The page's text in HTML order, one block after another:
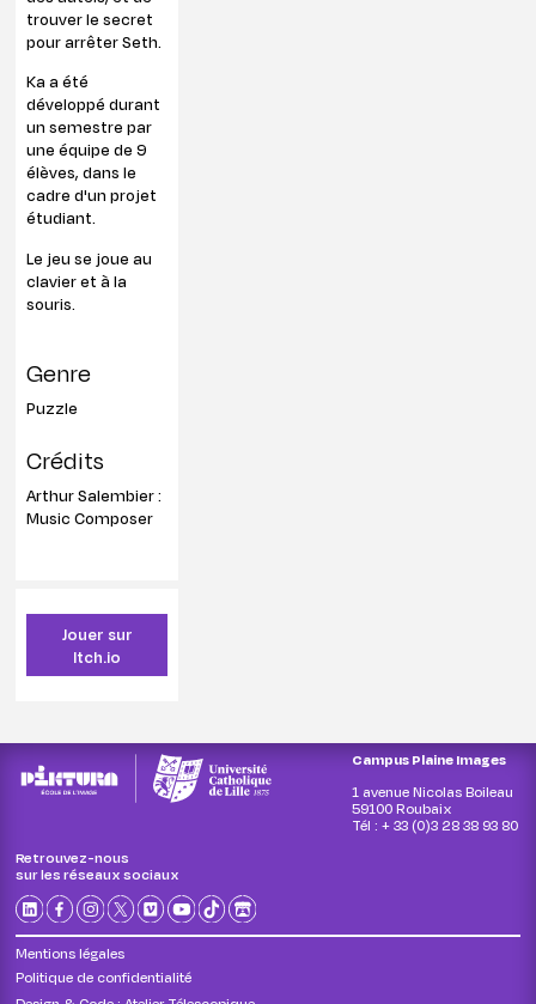
trouver le secret
pour arrêter Seth.
Ka a été
développé durant
un semestre par
une équipe de 9
élèves, dans le
cadre d'un projet
étudiant.
Le jeu se joue au
clavier et à la
souris.
Genre
Puzzle
Crédits
Arthur Salembier :
Music Composer
Jouer sur
Itch.io
Campus Plaine Images
1 avenue Nicolas Boileau
59100 Roubaix
Tél : + 33 (0)3 28 38 93 80
Retrouvez-nous
sur les réseaux sociaux
Mentions légales
Politique de confidentialité